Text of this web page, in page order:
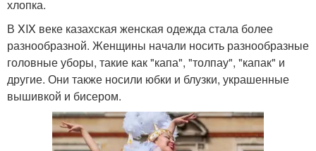
хлопка.
В XIX веке казахская женская одежда стала более
разнообразной. Женщины начали носить разнообразные
головные уборы, такие как "капа", "толпау", "капак" и
другие. Они также носили юбки и блузки, украшенные
вышивкой и бисером.